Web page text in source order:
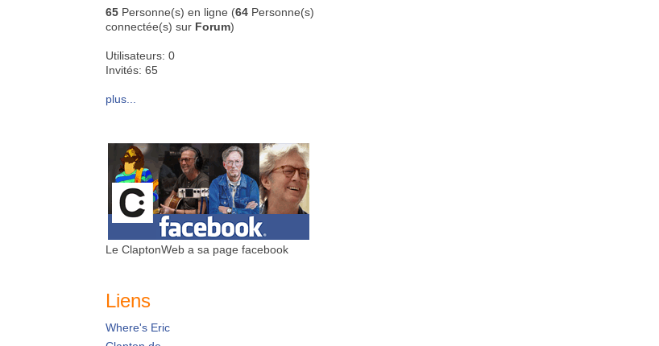
65 Personne(s) en ligne (64 Personne(s)
connectée(s) sur Forum)
Utilisateurs: 0
Invités: 65
plus...
Le ClaptonWeb a sa page facebook
Liens
Where's Eric